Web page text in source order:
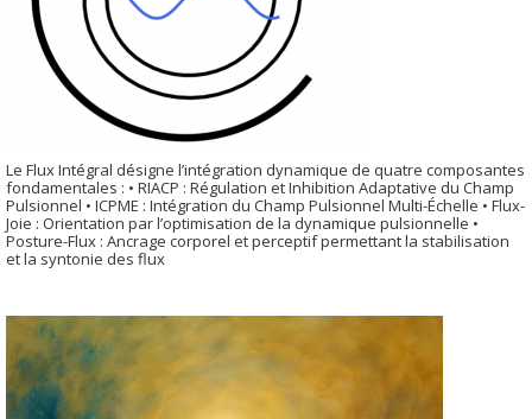
Le Flux Intégral désigne l’intégration dynamique de quatre composantes
fondamentales : • RIACP : Régulation et Inhibition Adaptative du Champ
Pulsionnel • ICPME : Intégration du Champ Pulsionnel Multi-Échelle • Flux-
Joie : Orientation par l’optimisation de la dynamique pulsionnelle •
Posture-Flux : Ancrage corporel et perceptif permettant la stabilisation
et la syntonie des flux